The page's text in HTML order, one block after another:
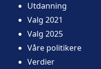
Utdanning
Valg 2021
Valg 2025
Våre politikere
Verdier